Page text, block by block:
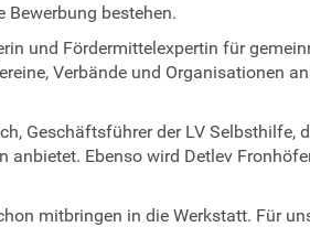
bestehen.
und Fördermittelexpertin für
Verbände und Organisationen
Geschäftsführer der LV Selbsthilfe,
Ebenso wird Detlev
mitbringen in die Werkstatt. Für